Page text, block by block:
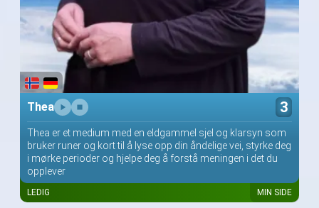
Thea 3
Thea er et medium med en eldgammel sjel og klarsyn som
bruker runer og kort til å lyse opp din åndelige vei, styrke deg
i mørke perioder og hjelpe deg å forstå meningen i det du
opplever
LEDIG MIN SIDE